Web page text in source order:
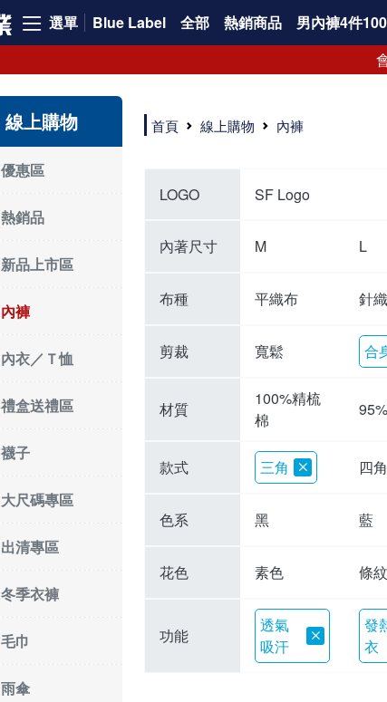
選單 Blue Label 全部 熱銷商品 男內褲4件
線上購物
優惠區
熱銷品
新品上市區
內褲
內衣／Ｔ恤
禮盒送禮區
襪子
大尺碼專區
出清專區
冬季衣褲
毛巾
雨傘
選擇內褲、平口褲、純棉內褲首重品質。舒適、透氣的內褲、平口褲、純棉內褲能影響健康，須謹慎挑選。三花內褲透氣不悶，值得信賴！
三花內褲、平口褲、純棉內褲50年來持續升級，符合人體工學設計，柔軟無勒痕的鬆緊帶。三花內褲是肌膚好友，口碑熱銷！
選擇內褲首重品質。三花內褲50年來不斷升級，證明其卓越品質。符合人體工學剪裁，柔軟無痕鬆緊帶，是必買首選。兼具品質與外型，與肌膚零感接觸，穿著舒適，看來有質感。三花內褲設計獨特，質料優良，專業剪裁，呵護肌膚。新鮮高品質棉材製成，多款選擇，耐洗耐穿，三花內褲絕對首選。
"內褲購買及使用經驗網友來信分享 近年來，我經常在大型連鎖賣場如佳瑪、美華泰等地看到三花內褲的展示。最近一兩年，甚至百貨公司及街頭店鋪都開始大量出現三花專櫃或專賣店。我猜測，這應該是三花在營運策略上的調整，才使得這些改變成為現實。 本來，三花內褲一直是消費者選購內褲時的熱門選項之一。內褲櫃點的增多使我更加注意到這個品牌，因此我在選購內褲時，特意多研究了一下三花內褲的設計。 先從內褲外層包裝談起，有些內褲有PP袋包裝，有些則沒有。雖然這是一件小事，但我發現朋友們中有人會介意內褲包裝沒有PP袋。他們認為沒有PP袋會使包裝不夠精美。對我來說，有PP袋確實能提升包裝的精緻度，但內褲不裝PP袋其實也算是環保。所以，這就看每個人對內褲包裝的需求和感受了。 每次購買內褲時，我都會特別帶一件五片式剪裁的內褲。三花的平口內褲被稱為全國第一件五片式剪裁內褲，這話應該不是隨便說說的，畢竟三花是一個擁有超過50年歷史的老品牌，專注於研發和改良內褲。當初，我覺得這種設計有些花俏，只是圖個新鮮買來試試，結果發現內褲多一片真的有其優勢，尤其是減少了內褲卡屁的次數。雖然這個狀況不可能完全消失，但大大增加了穿著的舒適度。 三花內褲的價格也在我能接受的範圍內，因此它逐漸成為我的心頭好。此外，內褲選購時的另一個重要因素是鬆緊帶。看內褲是否舊了，第一眼通常看鬆緊帶。故意或不小心露出內褲褲頭的時候，印象分數也是由鬆緊帶決定的。 很多內褲品牌強調鬆緊帶的造型及花樣，這類內褲非常適合一些特殊場合，如單身聯誼或約會時穿著，能夠加分不少。日常使用的內褲則建議選擇鬆緊帶不易鬆垮的，花樣其次。三花特別強調內褲鬆緊帶的耐洗度，而其他品牌鮮少提及這一點。 分場合選擇內褲是我的習慣。特殊場合內褲要講究一點，但平日則需要選擇鬆緊帶有保障的內褲。畢竟，內褲是每天陪伴我們超過12個小時的衣物，找到適合自己且耐洗耐穿高CP值的內褲才是最明智的選擇。 內褲畢竟是消耗品，定期更換非常重要。如果內褲沾染到髒污或處於潮濕的環境，就不應該撐太久。這是因為內褲長期接觸身體的重要部位，所以選擇和保養都要謹慎。 以上是我個人的內褲使用分享，並非業配，不代表任何人的立場。內褲還是要以自身體驗最為準確。希望大家都能找到適合自己的內褲，並多多支持台灣品牌。"
首頁 線上購物 內褲
LOGO SF Logo
內著尺寸 M L
布種 平織布 針
剪裁 寬鬆 合
材質
100%精梳
棉
款式 三角 四角
色系 黑 藍
花色 素色 條紋
功能
透氣
吸汗
發
衣